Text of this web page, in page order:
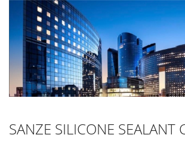
SANZE SILICONE SEALANT